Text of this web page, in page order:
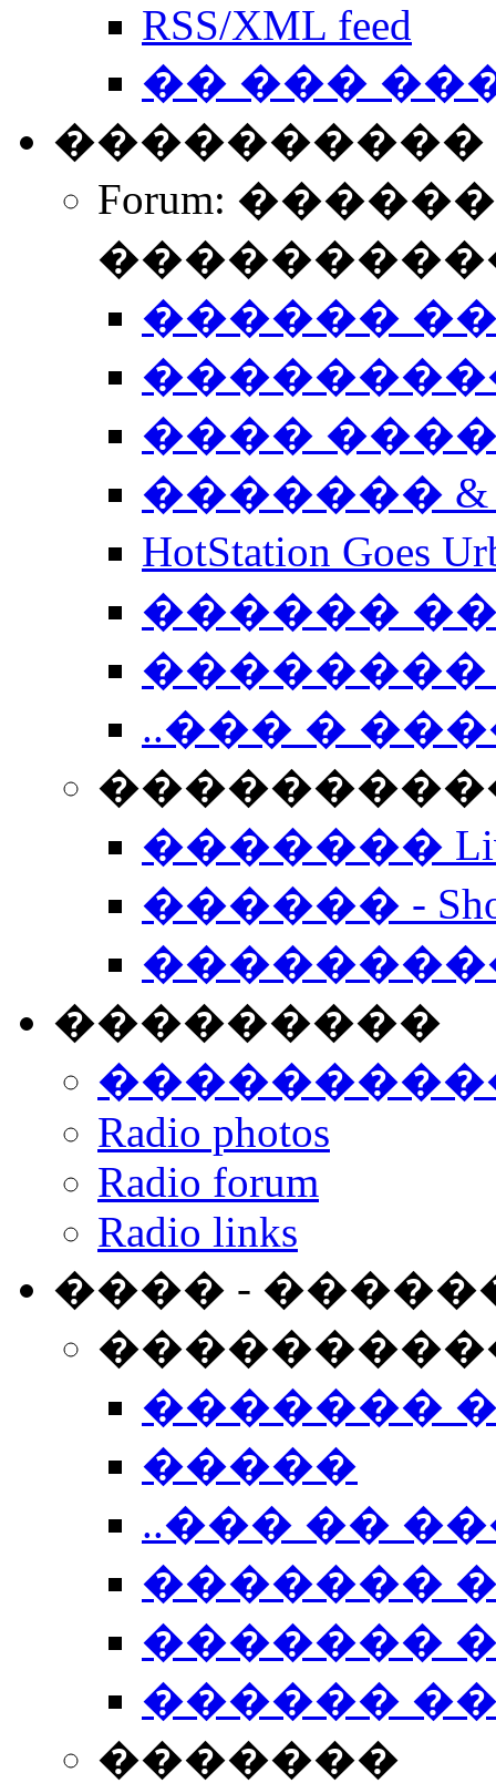
RSS/XML feed
�� ���
����������
Forum:
������
����
�������
HotStation
������
��������
..��� �
����������
�������
������ -
���������
Radio photos
Radio forum
Radio links
���� -
�������
�����
..��� ��
�������
�������
������
�������